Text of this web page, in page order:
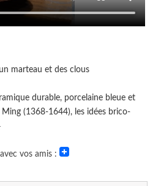
marteau et des clous
durable, porcelaine bleue et
(1368-1644), les idées brico-
vos amis :